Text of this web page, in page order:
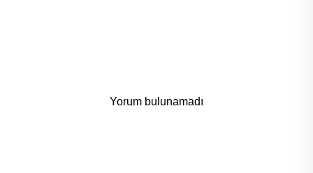
Yorum bulunamadı